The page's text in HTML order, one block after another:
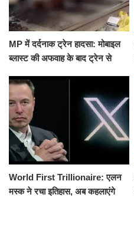
MP में दर्दनाक ट्रेन हादसा: मोबाइल
ब्लास्ट की अफवाह के बाद ट्रेन से
रौंदा, 4 की मौत
World First Trillionaire: एलन
मस्क ने रचा इतिहास, अब कहलाएंगे